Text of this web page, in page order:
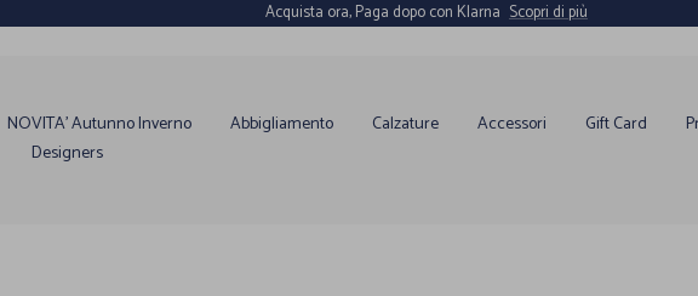
Acquista ora, Paga dopo con Klarna Scopri di più
NOVITA' Autunno Inverno Abbigliamento Calzature Accessori Gift Card
Designers